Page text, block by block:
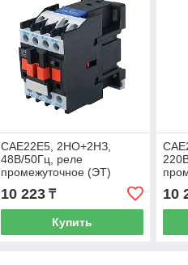
CAE22E5, 2НО+2НЗ,
48В/50Гц, реле
промежуточное (ЭТ)
10 223₸
Купить
10